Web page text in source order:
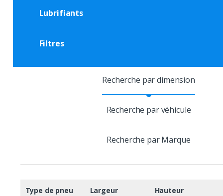
Lubrifiants
Filtres
Recherche par dimension
Recherche par véhicule
Recherche par Marque
Type de pneu Largeur Hauteur